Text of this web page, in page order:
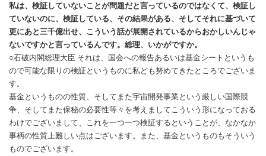
私は、検証していないことが問題だと言っているのではなくて、検証し
ていないのに、検証している、その結果がある、そしてそれに基づいて
更にあと三千億出せ、こういう話が展開されているからおかしいんじゃ
ないですかと言っているんです。総理、いかがですか。
○石破内閣総理大臣 それは、国会への報告あるいは基金シートというも
ので可能な限りの検証というものに私ども努めてきたところでございま
す。
基金というものの性質、そしてまた宇宙開発事業という厳しい国際競
争、そしてまた保秘の必要性等々を考えましてこういう形になっておる
わけでございまして、これを一つ一つ検証するということが、なかなか
事柄の性質上難しい点はございます。また、基金というものもそういう
ものでございます。